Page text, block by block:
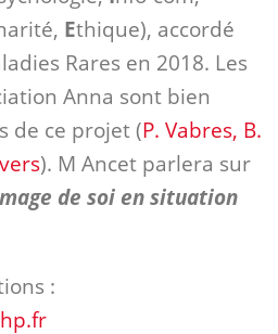
Ethique), accordé
Rares en 2018. Les
Anna sont bien
de ce projet (P. Vabres, B.
). M Ancet parlera sur
de soi en situation
: